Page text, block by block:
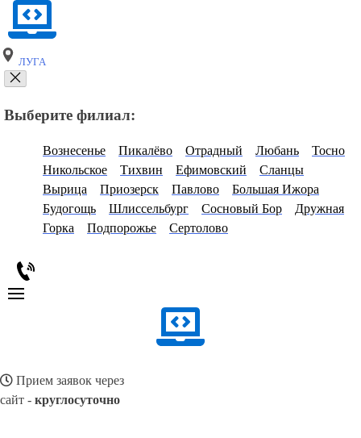
ЛУГА
Выберите филиал:
Вознесенье Пикалёво Отрадный Любань
Тосно
Никольское
Тихвин Ефимовский
Сланцы
Вырица
Приозерск Павлово
Большая Ижора
Будогощь
Шлиссельбург Сосновый Бор
Дружная
Горка
Подпорожье Сертолово
Прием заявок через
сайт - круглосуточно